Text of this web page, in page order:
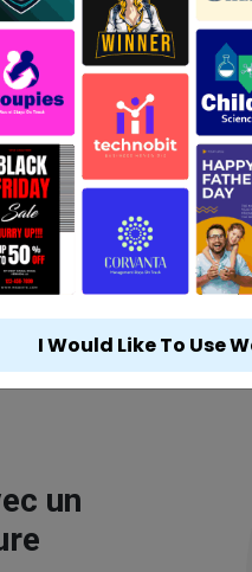
un
I Would Like To Use